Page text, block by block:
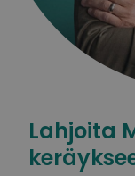
Lahjoita